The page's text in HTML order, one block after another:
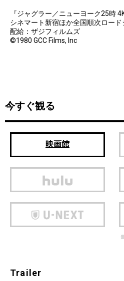
『ジャグラー／ニューヨーク25時
シネマート新宿ほか全国順次ロード
配給：ザジフィルムズ
©1980 GCC Films, Inc
今すぐ観る
映画館
Trailer